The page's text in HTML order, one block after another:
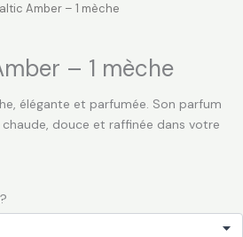
Amber – 1 mèche
– 1 mèche
élégante et parfumée. Son parfum
douce et raffinée dans votre